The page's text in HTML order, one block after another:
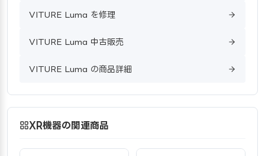
VITURE Luma を修理
VITURE Luma 中古販売
VITURE Luma の商品詳細
XR機器の関連商品